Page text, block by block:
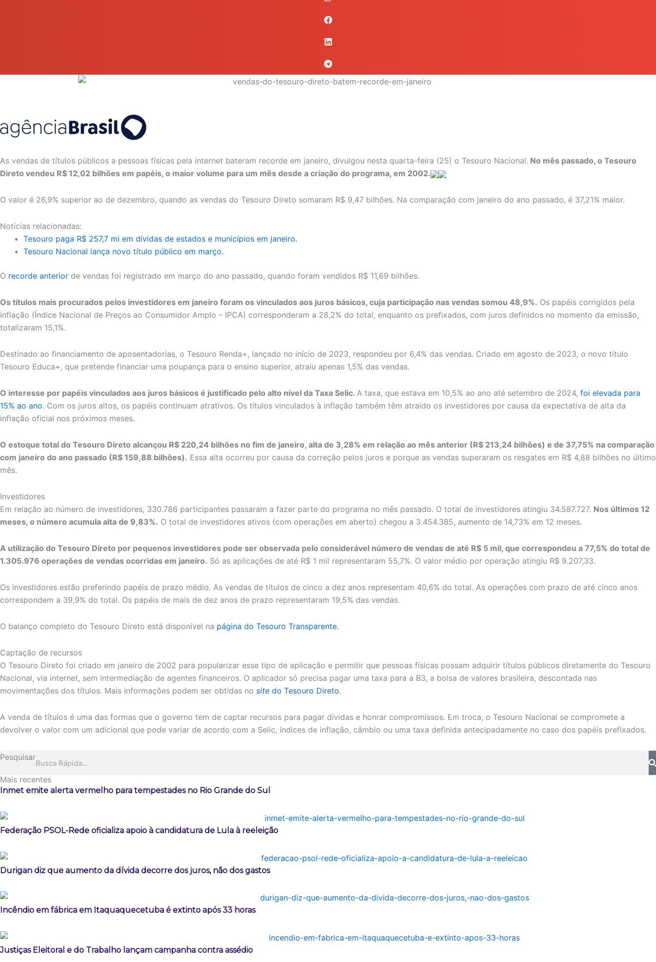
As vendas de títulos públicos a pessoas físicas pela internet bateram recorde em janeiro, divulgou nesta quarta-feira (25) o Tesouro Nacional. No mês passado, o Tesouro
Direto vendeu R$ 12,02 bilhões em papéis, o maior volume para um mês desde a criação do programa, em 2002.
O valor é 26,9% superior ao de dezembro, quando as vendas do Tesouro Direto somaram R$ 9,47 bilhões. Na comparação com janeiro do ano passado, é 37,21% maior.
Notícias relacionadas:
Tesouro paga R$ 257,7 mi em dívidas de estados e municípios em janeiro.
Tesouro Nacional lança novo título público em março.
O recorde anterior de vendas foi registrado em março do ano passado, quando foram vendidos R$ 11,69 bilhões.
Os títulos mais procurados pelos investidores em janeiro foram os vinculados aos juros básicos, cuja participação nas vendas somou 48,9%. Os papéis corrigidos pela
inflação (Índice Nacional de Preços ao Consumidor Amplo – IPCA) corresponderam a 28,2% do total, enquanto os prefixados, com juros definidos no momento da emissão,
totalizaram 15,1%.
Destinado ao financiamento de aposentadorias, o Tesouro Renda+, lançado no início de 2023, respondeu por 6,4% das vendas. Criado em agosto de 2023, o novo título
Tesouro Educa+, que pretende financiar uma poupança para o ensino superior, atraiu apenas 1,5% das vendas.
O interesse por papéis vinculados aos juros básicos é justificado pelo alto nível da Taxa Selic. A taxa, que estava em 10,5% ao ano até setembro de 2024, foi elevada para
15% ao ano. Com os juros altos, os papéis continuam atrativos. Os títulos vinculados à inflação também têm atraído os investidores por causa da expectativa de alta da
inflação oficial nos próximos meses.
O estoque total do Tesouro Direto alcançou R$ 220,24 bilhões no fim de janeiro, alta de 3,28% em relação ao mês anterior (R$ 213,24 bilhões) e de 37,75% na comparação
com janeiro do ano passado (R$ 159,88 bilhões). Essa alta ocorreu por causa da correção pelos juros e porque as vendas superaram os resgates em R$ 4,88 bilhões no último
mês.
Investidores
Em relação ao número de investidores, 330.786 participantes passaram a fazer parte do programa no mês passado. O total de investidores atingiu 34.587.727. Nos últimos 12
meses, o número acumula alta de 9,83%. O total de investidores ativos (com operações em aberto) chegou a 3.454.385, aumento de 14,73% em 12 meses.
A utilização do Tesouro Direto por pequenos investidores pode ser observada pelo considerável número de vendas de até R$ 5 mil, que correspondeu a 77,5% do total de
1.305.976 operações de vendas ocorridas em janeiro. Só as aplicações de até R$ 1 mil representaram 55,7%. O valor médio por operação atingiu R$ 9.207,33.
Os investidores estão preferindo papéis de prazo médio. As vendas de títulos de cinco a dez anos representam 40,6% do total. As operações com prazo de até cinco anos
correspondem a 39,9% do total. Os papéis de mais de dez anos de prazo representaram 19,5% das vendas.
O balanço completo do Tesouro Direto está disponível na página do Tesouro Transparente.
Captação de recursos
O Tesouro Direto foi criado em janeiro de 2002 para popularizar esse tipo de aplicação e permitir que pessoas físicas possam adquirir títulos públicos diretamente do Tesouro
Nacional, via internet, sem intermediação de agentes financeiros. O aplicador só precisa pagar uma taxa para a B3, a bolsa de valores brasileira, descontada nas
movimentações dos títulos. Mais informações podem ser obtidas no site do Tesouro Direto.
A venda de títulos é uma das formas que o governo tem de captar recursos para pagar dívidas e honrar compromissos. Em troca, o Tesouro Nacional se compromete a
devolver o valor com um adicional que pode variar de acordo com a Selic, índices de inflação, câmbio ou uma taxa definida antecipadamente no caso dos papéis prefixados.
Pesquisar
Mais recentes
Inmet emite alerta vermelho para tempestades no Rio Grande do Sul
Federação PSOL-Rede oficializa apoio à candidatura de Lula à reeleição
Durigan diz que aumento da dívida decorre dos juros, não dos gastos
Incêndio em fábrica em Itaquaquecetuba é extinto após 33 horas
Justiças Eleitoral e do Trabalho lançam campanha contra assédio